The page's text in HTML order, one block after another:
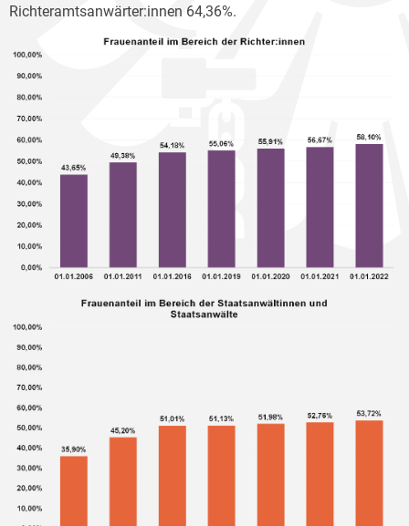
Richteramtsanwärter:innen 64,36%.